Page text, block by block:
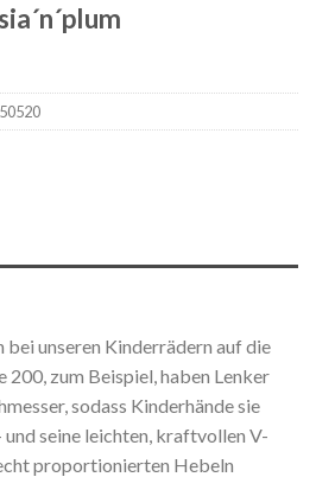
unseren Kinderrädern auf die
200, zum Beispiel, haben Lenker
sodass Kinderhände sie
seine leichten, kraftvollen V-
proportionierten Hebeln